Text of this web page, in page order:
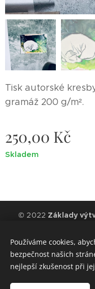
Tisk autorské
gramáž 200 g/m².
250,00 Kč
Skladem
© 2022 Základy
Používáme cookies,
bezpečnost našich
nejlepší zkušenost při